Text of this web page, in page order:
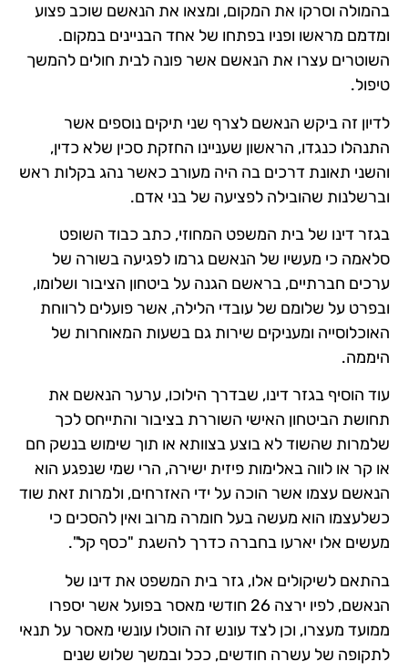
בהמולה וסרקו את המקום, ומצאו את הנאשם שוכב פצוע
ומדמם מראשו ופניו בפתחו של אחד הבניינים במקום.
השוטרים עצרו את הנאשם אשר פונה לבית חולים להמשך
טיפול.
לדיון זה ביקש הנאשם לצרף שני תיקים נוספים אשר
התנהלו כנגדו, הראשון שעניינו החזקת סכין שלא כדין,
והשני תאונת דרכים בה היה מעורב כאשר נהג בקלות ראש
וברשלנות שהובילה לפציעה של בני אדם.
בגזר דינו של בית המשפט המחוזי, כתב כבוד השופט
סלאמה כי מעשיו של הנאשם גרמו לפגיעה בשורה של
ערכים חברתיים, בראשם הגנה על ביטחון הציבור ושלומו,
ובפרט על שלומם של עובדי הלילה, אשר פועלים לרווחת
האוכלוסייה ומעניקים שירות גם בשעות המאוחרות של
היממה.
עוד הוסיף בגזר דינו, שבדרך הילוכו, ערער הנאשם את
תחושת הביטחון האישי השוררת בציבור והתייחס לכך
שלמרות שהשוד לא בוצע בצוותא או תוך שימוש בנשק חם
או קר או לווה באלימות פיזית ישירה, הרי שמי שנפגע הוא
הנאשם עצמו אשר הוכה על ידי האזרחים, ולמרות זאת שוד
כשלעצמו הוא מעשה בעל חומרה מרוב ואין להסכים כי
מעשים אלו יארעו בחברה כדרך להשגת "כסף קל".
בהתאם לשיקולים אלו, גזר בית המשפט את דינו של
הנאשם, לפיו ירצה 26 חודשי מאסר בפועל אשר יספרו
ממועד מעצרו, וכן לצד עונש זה הוטלו עונשי מאסר על תנאי
לתקופה של עשרה חודשים, ככל ובמשך שלוש שנים